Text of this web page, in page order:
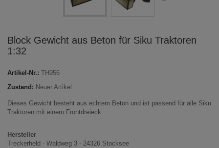
Block Gewicht aus Beton für Siku Traktoren
1:32
Artikel-Nr.: TH956
Zustand: Neuer Artikel
Dieses Gewicht besteht aus echtem Beton und ist passend für alle Siku
Traktoren mit einem Frontdreieck.
Hersteller
Treckerheld - Waldweg 3 - 24326 Stocksee